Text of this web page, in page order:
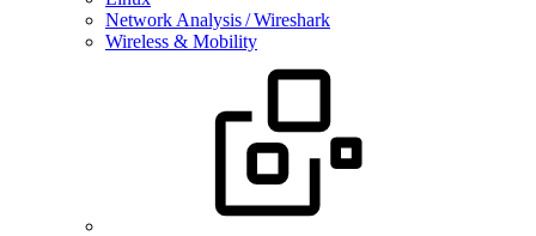
Network Analysis / Wireshark
Wireless & Mobility